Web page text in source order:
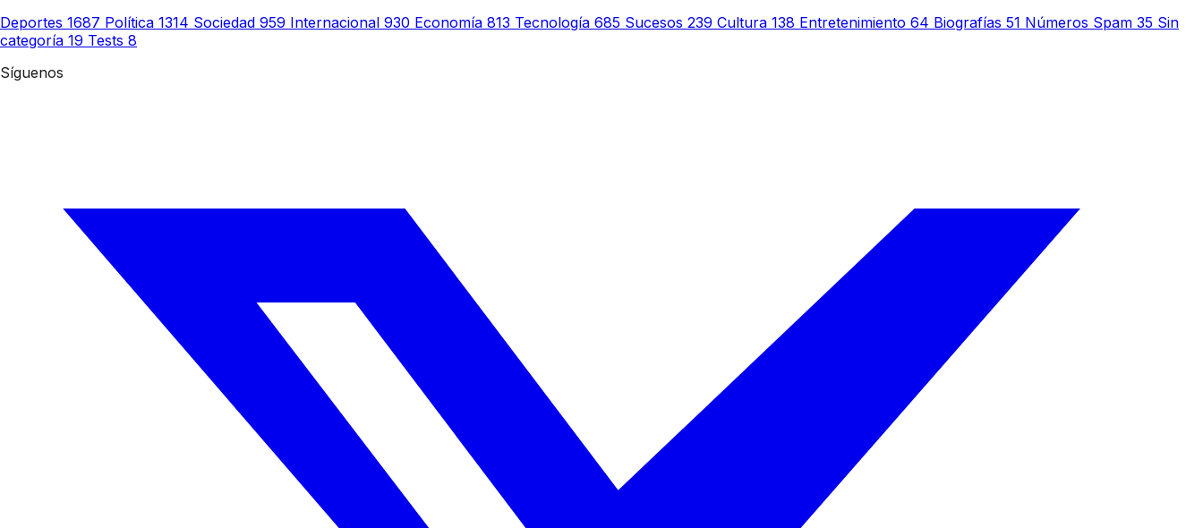
Deportes 1687 Política 1314 Sociedad 959 Internacional 930 Economía 813 Tecnología 685 Sucesos 239 Cultura 138 Entretenimiento 64 Biografías 51 Números Spam 35 Sin
categoría 19 Tests 8
Síguenos